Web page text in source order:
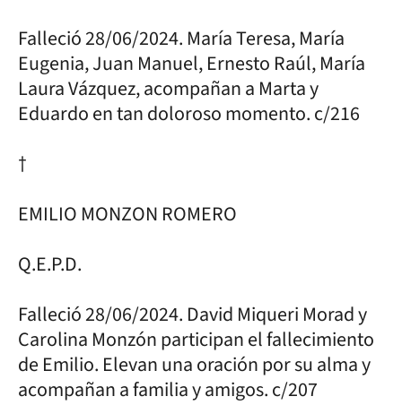
Falleció 28/06/2024. María Teresa, María
Eugenia, Juan Manuel, Ernesto Raúl, María
Laura Vázquez, acompañan a Marta y
Eduardo en tan doloroso momento. c/216
†
EMILIO MONZON ROMERO
Q.E.P.D.
Falleció 28/06/2024. David Miqueri Morad y
Carolina Monzón participan el fallecimiento
de Emilio. Elevan una oración por su alma y
acompañan a familia y amigos. c/207